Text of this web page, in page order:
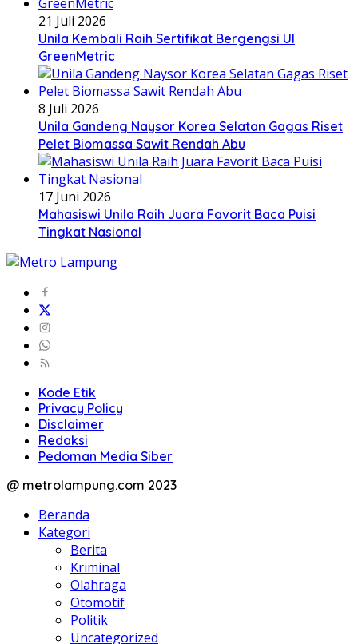
21 Juli 2026
Unila Kembali Raih Sertifikat Bergengsi UI
GreenMetric
8 Juli 2026
Unila Gandeng Naysor Korea Selatan Gagas Riset
Pelet Biomassa Sawit Rendah Abu
17 Juni 2026
Mahasiswi Unila Raih Juara Favorit Baca Puisi
Tingkat Nasional
Kode Etik
Privacy Policy
Disclaimer
Redaksi
Pedoman Media Siber
@ metrolampung.com 2023
Beranda
Kategori
Berita
Kriminal
Olahraga
Otomotif
Politik
Uncategorized